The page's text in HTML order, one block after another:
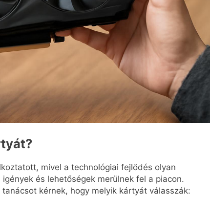
mivel a technológiai fejlődés olyan
és lehetőségek merülnek fel a piacon.
kérnek, hogy melyik kártyát válasszák: